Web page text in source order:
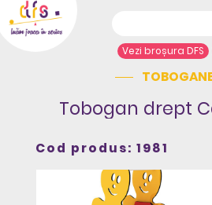
Vezi broșura DFS
Despre noi
Portofoliu proiecte
Echipamente de joacă
Sport și agrement
Mobilier urban
Tobogan drept
Cod produs: 1981